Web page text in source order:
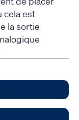
cela est
la sortie